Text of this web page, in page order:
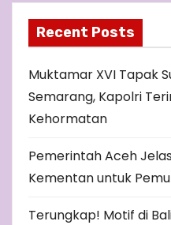
Recent Posts
Muktamar XVI Tapak
Semarang, Kapolri
Kehormatan
Pemerintah Aceh
Kementan untuk
Terungkap! Motif di